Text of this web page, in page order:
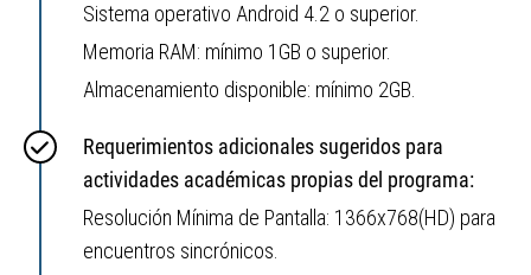
Sistema operativo Android 4.2 o superior.
Memoria RAM: mínimo 1GB o superior.
Almacenamiento disponible: mínimo 2GB.
Requerimientos adicionales sugeridos para
actividades académicas propias del programa:
Resolución Mínima de Pantalla: 1366x768(HD) para
encuentros sincrónicos.